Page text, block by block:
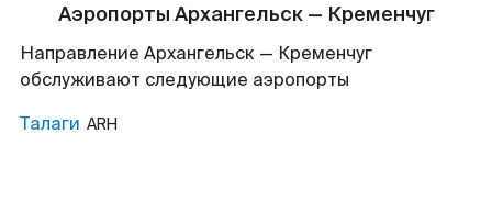
Аэропорты Архангельск — Кременчуг
Направление Архангельск — Кременчуг
обслуживают следующие аэропорты
Талаги ARH